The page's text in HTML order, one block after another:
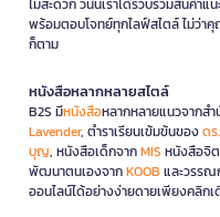
ไม่สะดวก วันนี้เราได้รวบรวมสินค้า
พร้อมตอบโจทย์ทุกไลฟ์สไตล์ ไม่ว่า
ก็ตาม
หนังสือหลากหลายสไตล์
B2S มีหนังสือหลากหลายแนวจากส
Lavender, ตำราเรียนเข้มข้นของด
บุญ, หนังสือเด็กจากMIS หนังสือจิ
พัฒนาตนเองจากKOOB และวรรณ
ออนไลน์ได้อย่างง่ายดายเพียงคลิกเ